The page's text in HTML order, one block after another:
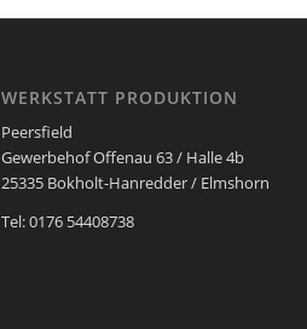
WERKSTATT PRODUKTION
Peersfield
Gewerbehof Offenau 63 / Halle 4b
25335 Bokholt-Hanredder / Elmshorn
Tel: 0176 54408738